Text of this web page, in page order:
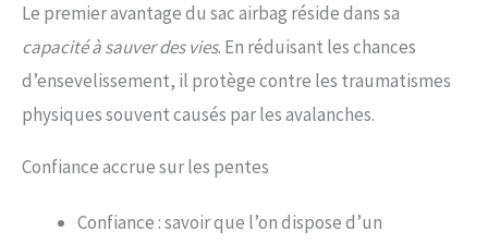
Le premier avantage du sac airbag réside dans sa
capacité à sauver des vies. En réduisant les chances
d’ensevelissement, il protège contre les traumatismes
physiques souvent causés par les avalanches.
Confiance accrue sur les pentes
Confiance : savoir que l’on dispose d’un